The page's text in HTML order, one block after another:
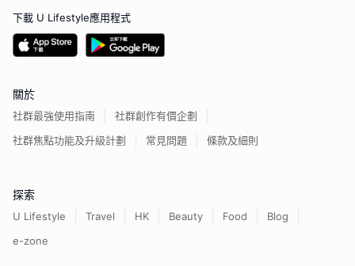
下載 U Lifestyle應用程式
關於
社群最強使用指南
社群創作有價企劃
社群焦點功能及升級計劃
常見問題 條款及細則
探索
U Lifestyle Travel HK Beauty Food
Blog
e-zone